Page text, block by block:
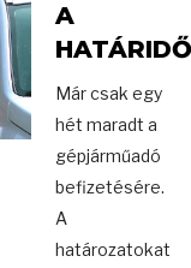
A
HATÁRIDŐ
Már csak egy
hét maradt a
gépjárműadó
befizetésére.
A
határozatokat